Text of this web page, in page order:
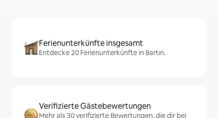
Ferienunterkünfte insgesamt
Entdecke 20 Ferienunterkünfte in Bartın.
Verifizierte Gästebewertungen
Mehr als 30 verifizierte Bewertungen, die dir bei